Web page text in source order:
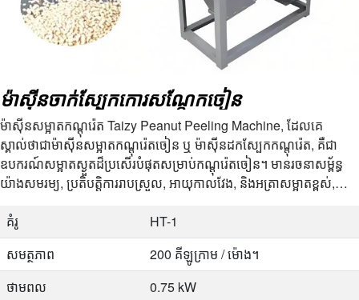
ម៉ាស៊ីនចាក់ស្បែកកោរសណ្តែកចៀន
ម៉ាស៊ីនសម្អាតកណ្តុរ៉េត Taizy Peanut Peeling Machine, ដែលគេ
ស្គាល់ថាជាម៉ាស៊ីនសម្អាតកណ្តុរ៉េតចៀន ឬ ម៉ាស៊ីនដកស្បែកកណ្តុរ៉េត, គឺជា
ឧបករណ៍សម្អាតស្ងួតដ៏ប្រសើរបំផុតសម្រាប់កណ្តុរ៉េតចៀន។ មានរចនាសម្ព័ន្ធ
យ៉ាងសមរម្យ, ប្រតិបត្តិការរាបស្រួល, អាយុកាលវែង, និងអត្រាសម្អាតខ្ពស់,
គំរូ
HT-1
សមត្ថភាព
200 គីឡូក្រាម / ម៉ោង។
ថាមពល
0.75 kW